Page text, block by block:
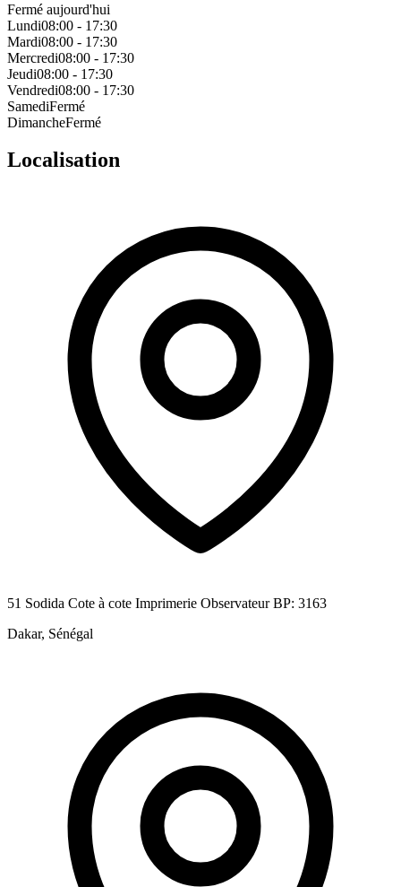
Fermé aujourd'hui
Lundi08:00 - 17:30
Mardi08:00 - 17:30
Mercredi08:00 - 17:30
Jeudi08:00 - 17:30
Vendredi08:00 - 17:30
SamediFermé
DimancheFermé
Localisation
51 Sodida Cote à cote Imprimerie Observateur BP: 3163
Dakar, Sénégal